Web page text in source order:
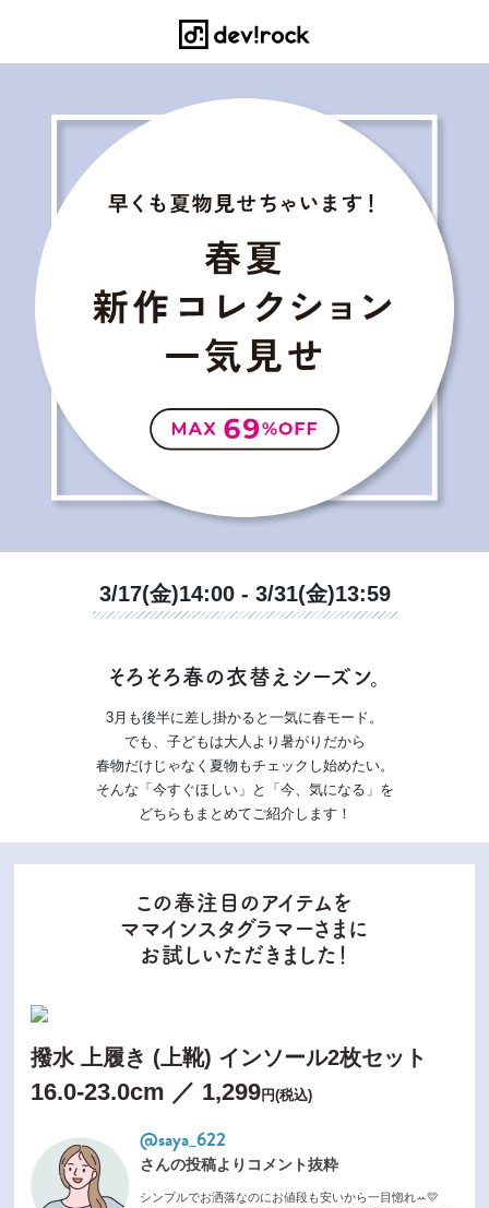
3/17(金)14:00 - 3/31(金)13:59
そろそろ春の衣替えシーズン。
3月も後半に差し掛かると一気に春モード。
でも、子どもは大人より暑がりだから
春物だけじゃなく夏物もチェックし始めたい。
そんな「今すぐほしい」と「今、気になる」を
どちらもまとめてご紹介します！
この春注目のアイテムを
ママインスタグラマーさまに
お試しいただきました！
撥水 上履き (上靴) インソール2枚セット
16.0-23.0cm ／ 1,299円(税込)
@saya_622
さんの投稿よりコメント抜粋
シンプルでお洒落なのにお値段も安いから一目惚れꕀ💛